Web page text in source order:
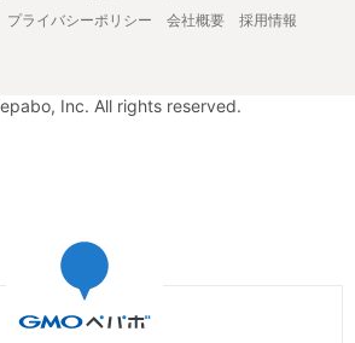
プライバシーポリシー 会社概要
採用情報
Inc. All rights reserved.